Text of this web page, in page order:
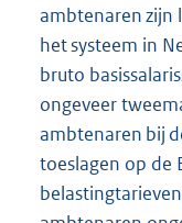
ambtenaren zijn
het systeem in
bruto
ongeveer
ambtenaren bij
toeslagen op de